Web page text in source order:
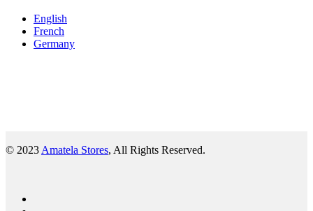
English
French
Germany
© 2023 Amatela Stores, All Rights Reserved.